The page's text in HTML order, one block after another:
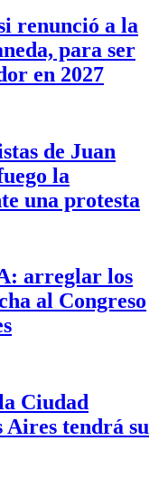
renunció a la
para ser
en 2027
de Juan
la
una protesta
arreglar los
al Congreso
Ciudad
Aires tendrá su